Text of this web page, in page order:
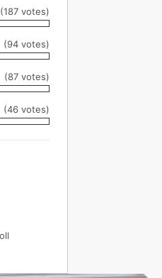
(187 votes)
(94 votes)
(87 votes)
(46 votes)